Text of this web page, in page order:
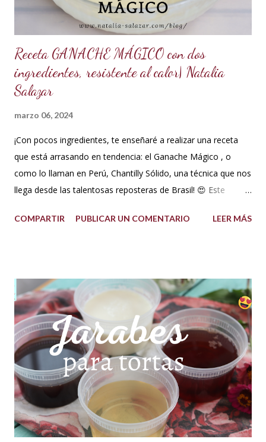
Receta GANACHE MÁGICO con dos
ingredientes, resistente al calor| Natalia
Salazar
marzo 06, 2024
¡Con pocos ingredientes, te enseñaré a realizar una receta
que está arrasando en tendencia: el Ganache Mágico , o
como lo llaman en Perú, Chantilly Sólido, una técnica que nos
llega desde las talentosas reposteras de Brasil! 😍 Este
propiedad de solidificarse al enfriarse, evitando así que se
auténtica maravilla. Se lo puede preparar de diferentes
formas con el mismo resultado, obteniendo un Ganache, que
es una crema que tiene una parte de chocolate y otra parte
de crema de leche o nata, más información de lo que es un
ganache aquí en mi Blog. 😉 Ingredientes: (Proporción 3x1)
600 g de chocolate blanco (sucedáneo para resistir climas
cálidos) 200 g de crema para batir vegetal (crema para batir
para hacer Chantilly vegetal) Preparación: Coloca el chocolate
y...
COMPARTIR PUBLICAR UN COMENTARIO LEER MÁS